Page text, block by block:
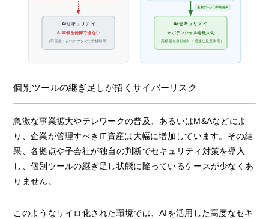
AIセキュリティ
⚠️ 本領を発揮できない
（不完全・古いデータでの分析制限）
最新データの即時提供
AIセキュリティ
✨ ポテンシャルを最大化
（高精度な自動検知・迅速な意思決定）
個別ツールの継ぎ足しが招くサイバーリスク
急激な事業拡大やテレワークの普及、あるいはM&Aなどによ
り、企業が管理すべきIT資産は大幅に増加しています。その結
果、各拠点や子会社が独自の判断でセキュリティ対策を導入
し、個別ツールの継ぎ足し状態に陥っているケースが少なくあ
りません。
このようなサイロ化された環境では、AIを活用した高度なセキ